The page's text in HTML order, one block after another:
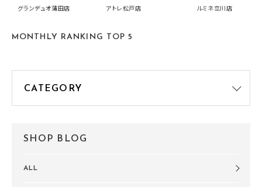
グランデュオ蒲田店
中です！
アトレ松戸店
summer2026開催
ルミネ立川店
MONTHLY RANKING TOP 5
SHOP BLOG
ALL